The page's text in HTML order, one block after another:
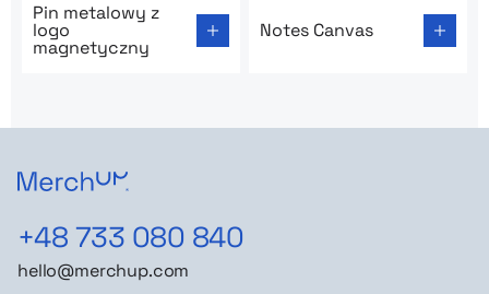
Pin metalowy z
logo
magnetyczny
Notes Canvas
+48 733 080 840
hello@merchup.com